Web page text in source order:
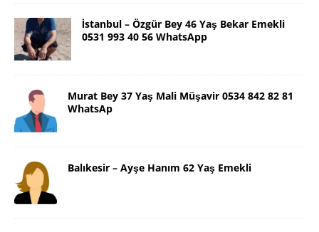
İstanbul – Özgür Bey 46 Yaş Bekar Emekli
0531 993 40 56 WhatsApp
Murat Bey 37 Yaş Mali Müşavir 0534 842 82 81
WhatsAp
Balıkesir – Ayşe Hanım 62 Yaş Emekli